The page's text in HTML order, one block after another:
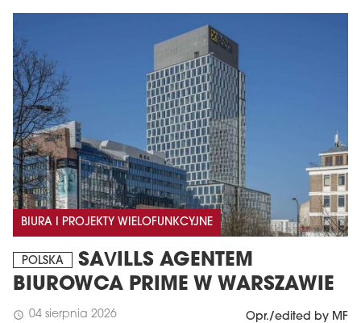
BIURA I PROJEKTY WIELOFUNKCYJNE
POLSKA
SAVILLS AGENTEM
BIUROWCA PRIME W WARSZAWIE
schedule 04 sierpnia 2026 Opr./edited by MF